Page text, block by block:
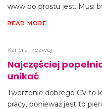
www po prostu jest. Musi
READ MORE
Kariera i rozwój
Najczęściej
unikać
Tworzenie dobrego CV to
pracy, ponieważ jest to